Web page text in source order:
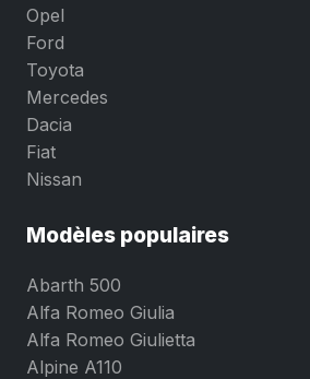
Opel
Ford
Toyota
Mercedes
Dacia
Fiat
Nissan
Modèles populaires
Abarth 500
Alfa Romeo Giulia
Alfa Romeo Giulietta
Alpine A110